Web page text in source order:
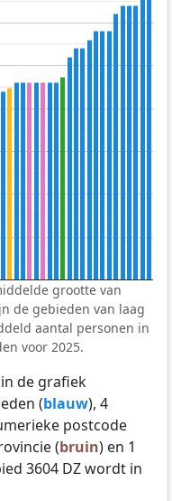
grootte van
de gebieden van laag
aantal personen in
voor 2025.
de grafiek
(blauw), 4
postcode
(bruin) en 1
3604 DZ wordt in